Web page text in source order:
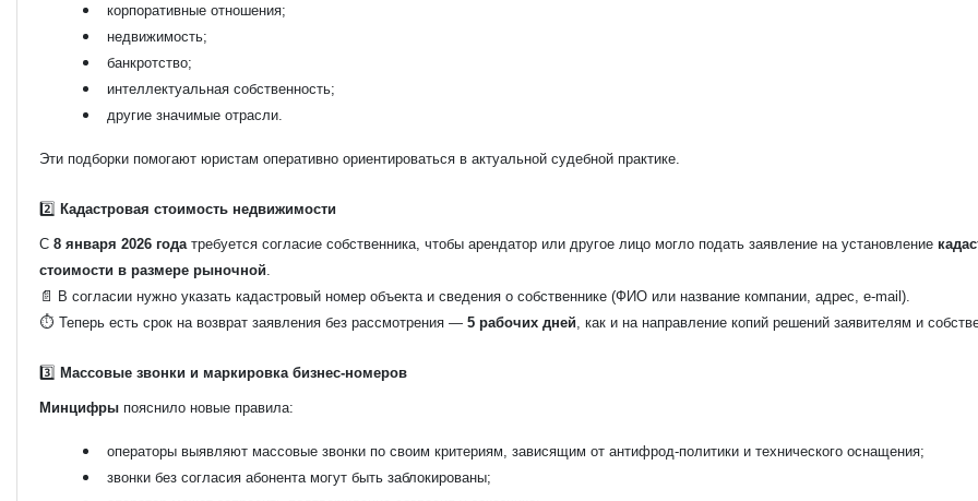
корпоративные отношения;
недвижимость;
банкротство;
интеллектуальная собственность;
другие значимые отрасли.
Эти подборки помогают юристам оперативно ориентироваться в актуальной судебной практике.
2️⃣ Кадастровая стоимость недвижимости
С 8 января 2026 года требуется согласие собственника, чтобы арендатор или другое лицо могло подать заявление на установление
стоимости в размере рыночной
📄 В согласии нужно указать кадастровый номер объекта и сведения о собственнике (ФИО или название компании, адрес, e-mail).
⏱️ Теперь есть срок на возврат заявления без рассмотрения — 5 рабочих дней , как и на направление копий решений заявителям и
3️⃣ Массовые звонки и маркировка бизнес-номеров
Минцифры пояснило новые правила:
операторы выявляют массовые звонки по своим критериям, зависящим от антифрод-политики и технического оснащения;
звонки без согласия абонента могут быть заблокированы;